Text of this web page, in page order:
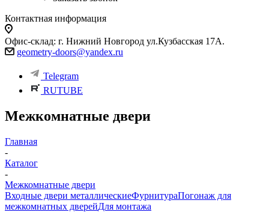
Контактная информация
Офис-склад: г. Нижний Новгород ул.Кузбасская 17А.
geometry-doors@yandex.ru
Telegram
RUTUBE
Межкомнатные двери
Главная
-
Каталог
-
Межкомнатные двери
Входные двери металлическиеФурнитураПогонаж для
межкомнатных дверейДля монтажа